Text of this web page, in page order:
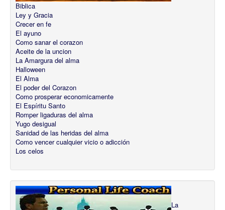
Biblica
Ley y Gracia
Crecer en fe
El ayuno
Como sanar el corazon
Aceite de la uncion
La Amargura del alma
Halloween
El Alma
El poder del Corazon
Como prosperar economicamente
El Espíritu Santo
Romper ligaduras del alma
Yugo desigual
Sanidad de las heridas del alma
Como vencer cualquier vicio o adicción
Los celos
La